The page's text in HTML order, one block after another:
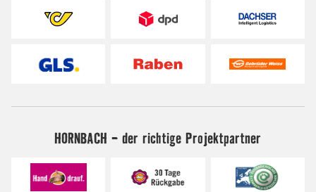
HORNBACH - der richtige Projektpartner